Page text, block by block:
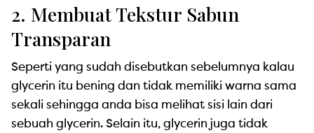
2. Membuat Tekstur Sabun
Transparan
Seperti yang sudah disebutkan sebelumnya kalau
glycerin itu bening dan tidak memiliki warna sama
sekali sehingga anda bisa melihat sisi lain dari
sebuah glycerin. Selain itu, glycerin juga tidak